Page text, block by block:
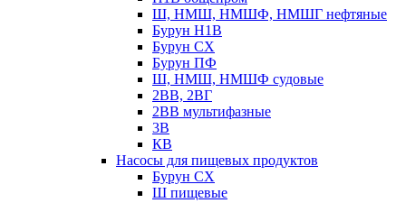
Ш, НМШ, НМШФ, НМШГ нефтяные
Бурун Н1В
Бурун СХ
Бурун ПФ
Ш, НМШ, НМШФ судовые
2ВВ, 2ВГ
2ВВ мультифазные
3В
КВ
Насосы для пищевых продуктов
Бурун СХ
Ш пищевые